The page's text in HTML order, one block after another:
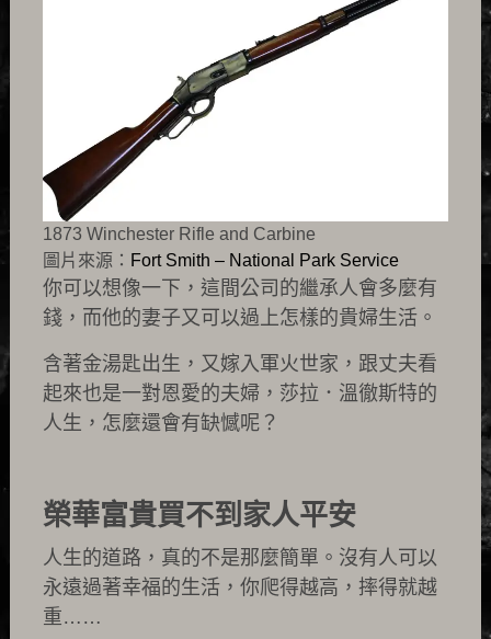
1873 Winchester Rifle and Carbine
圖片來源： Fort Smith – National Park Service
你可以想像一下，這間公司的繼承人會多麼有
錢，而他的妻子又可以過上怎樣的貴婦生活。
含著金湯匙出生，又嫁入軍火世家，跟丈夫看
起來也是一對恩愛的夫婦，莎拉．溫徹斯特的
人生，怎麼還會有缺憾呢？
榮華富貴買不到家人平安
人生的道路，真的不是那麼簡單。沒有人可以
永遠過著幸福的生活，你爬得越高，摔得就越
重……